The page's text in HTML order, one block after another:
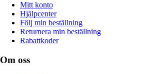
Mitt konto
Hjälpcenter
Följ min beställning
Returnera min beställning
Rabattkoder
Om oss